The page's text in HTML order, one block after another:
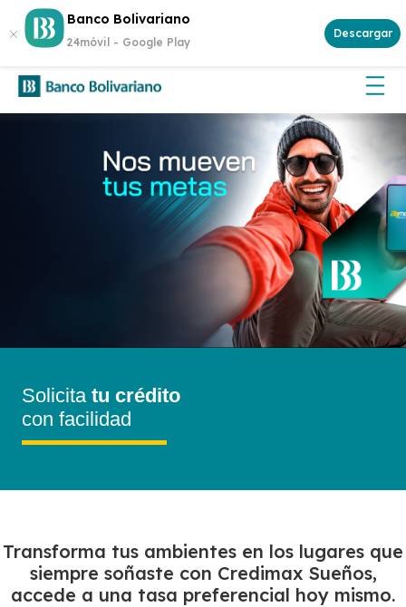
Banco Bolivariano
24móvil - Google Play
Descargar
¡Gana $500 cada semana!Abre tu cuenta y participa.Aplican
términos y condiciones
Solicita tu crédito
con facilidad
Transforma tus ambientes en los lugares que
siempre soñaste con Credimax Sueños,
accede a una tasa preferencial hoy mismo.